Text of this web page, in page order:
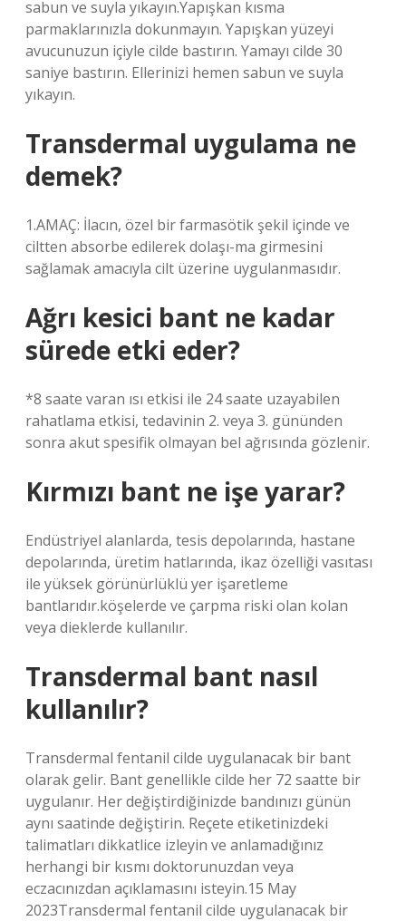
sabun ve suyla yıkayın.Yapışkan kısma
parmaklarınızla dokunmayın. Yapışkan yüzeyi
avucunuzun içiyle cilde bastırın. Yamayı cilde 30
saniye bastırın. Ellerinizi hemen sabun ve suyla
yıkayın.
Transdermal uygulama ne
demek?
1.AMAÇ: İlacın, özel bir farmasötik şekil içinde ve
ciltten absorbe edilerek dolaşı-ma girmesini
sağlamak amacıyla cilt üzerine uygulanmasıdır.
Ağrı kesici bant ne kadar
sürede etki eder?
*8 saate varan ısı etkisi ile 24 saate uzayabilen
rahatlama etkisi, tedavinin 2. veya 3. gününden
sonra akut spesifik olmayan bel ağrısında gözlenir.
Kırmızı bant ne işe yarar?
Endüstriyel alanlarda, tesis depolarında, hastane
depolarında, üretim hatlarında, ikaz özelliği vasıtası
ile yüksek görünürlüklü yer işaretleme
bantlarıdır.köşelerde ve çarpma riski olan kolan
veya dieklerde kullanılır.
Transdermal bant nasıl
kullanılır?
Transdermal fentanil cilde uygulanacak bir bant
olarak gelir. Bant genellikle cilde her 72 saatte bir
uygulanır. Her değiştirdiğinizde bandınızı günün
aynı saatinde değiştirin. Reçete etiketinizdeki
talimatları dikkatlice izleyin ve anlamadığınız
herhangi bir kısmı doktorunuzdan veya
eczacınızdan açıklamasını isteyin.15 May
2023Transdermal fentanil cilde uygulanacak bir